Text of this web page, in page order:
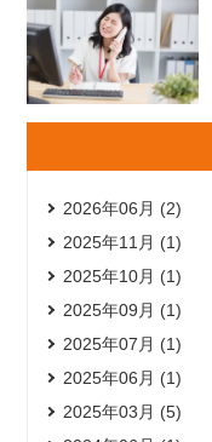
2026年06月 (2)
2025年11月 (1)
2025年10月 (1)
2025年09月 (1)
2025年07月 (1)
2025年06月 (1)
2025年03月 (5)